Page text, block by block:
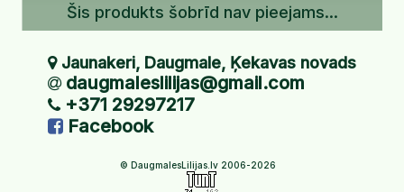
Šis produkts šobrīd nav pieejams...
Jaunakeri, Daugmale, Ķekavas novads
daugmaleslilijas@gmail.com
+371 29297217
Facebook
© DaugmalesLilijas.lv 2006-2026